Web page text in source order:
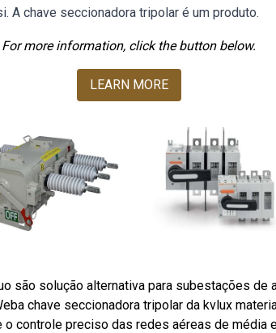
A chave seccionadora tripolar é um produto.
For more information, click the button below.
LEARN MORE
são solução alternativa para subestações de
chave seccionadora tripolar da kvlux
controle preciso das redes aéreas de média